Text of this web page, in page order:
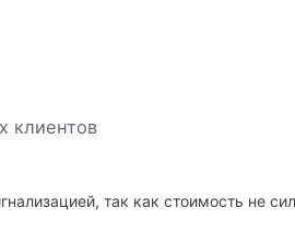
клиентов
так как стоимость не